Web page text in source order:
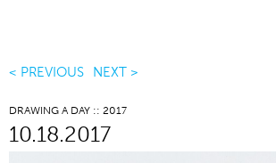
< PREVIOUS NEXT >
DRAWING A DAY :: 2017
10.18.2017